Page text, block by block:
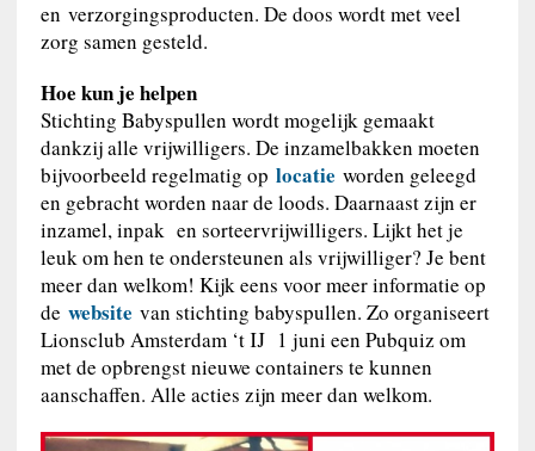
en verzorgingsproducten. De doos wordt met veel
zorg samen gesteld.
Hoe kun je helpen
Stichting Babyspullen wordt mogelijk gemaakt
dankzij alle vrijwilligers. De inzamelbakken moeten
bijvoorbeeld regelmatig op locatie worden geleegd
en gebracht worden naar de loods. Daarnaast zijn er
inzamel, inpak en sorteervrijwilligers. Lijkt het je
leuk om hen te ondersteunen als vrijwilliger? Je bent
meer dan welkom! Kijk eens voor meer informatie op
de website van stichting babyspullen. Zo organiseert
Lionsclub Amsterdam ‘t IJ 1 juni een Pubquiz om
met de opbrengst nieuwe containers te kunnen
aanschaffen. Alle acties zijn meer dan welkom.